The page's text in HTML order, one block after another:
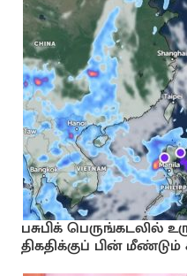
பசுபிக் பெருங்கடலில்
திகதிக்குப் பின்